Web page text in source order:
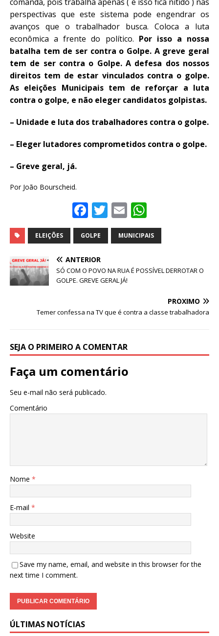
perspectivas que este sistema pode engendrar os
avanços que o trabalhador busca. Coloca a luta
econômica a frente do político. Por isso a nossa
batalha tem de ser contra o Golpe. A greve geral
tem de ser contra o Golpe. A defesa dos nossos
direitos tem de estar vinculados contra o golpe.
As eleições Municipais tem de reforçar a luta
contra o golpe, e não eleger candidatos golpistas.
– Unidade e luta dos trabalhadores contra o golpe.
– Eleger lutadores comprometidos contra o golpe.
– Greve geral, já.
Por João Bourscheid.
F
a
c
e
b
o
k
T
w
it
r
E
m
ai
h
at
A
p
ELEIÇÕES GOLPE MUNICIPAIS
ANTERIOR
SÓ COM O POVO NA RUA É POSSÍVEL DERROTAR O
GOLPE. GREVE GERAL JÁ!
PRÓXIMO
Temer confessa na TV que é contra a classe trabalhadora
SEJA O PRIMEIRO A COMENTAR
Faça um comentário
Seu e-mail não será publicado.
Comentário
Nome *
E-mail *
Website
Save my name, email, and website in this browser for the
next time I comment.
ÚLTIMAS NOTÍCIAS